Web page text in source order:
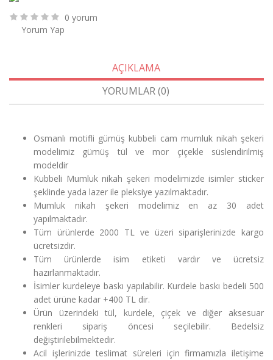
0 yorum
Yorum Yap
AÇIKLAMA
YORUMLAR (0)
Osmanlı motifli gümüş kubbeli cam mumluk nikah şekeri
modelimiz gümüş tül ve mor çiçekle süslendirilmiş
modeldir
Kubbeli Mumluk nikah şekeri modelimizde isimler sticker
şeklinde yada lazer ile pleksiye yazılmaktadır.
Mumluk nikah şekeri modelimiz en az 30 adet
yapılmaktadır.
Tüm ürünlerde 2000 TL ve üzeri siparişlerinizde kargo
ücretsizdir.
Tüm ürünlerde isim etiketi vardır ve ücretsiz
hazırlanmaktadır.
İsimler kurdeleye baskı yapılabilir. Kurdele baskı bedeli 500
adet ürüne kadar +400 TL dir.
Ürün üzerindeki tül, kurdele, çiçek ve diğer aksesuar
renkleri sipariş öncesi seçilebilir. Bedelsiz
değiştirilebilmektedir.
Acil işlerinizde teslimat süreleri için firmamızla iletişime